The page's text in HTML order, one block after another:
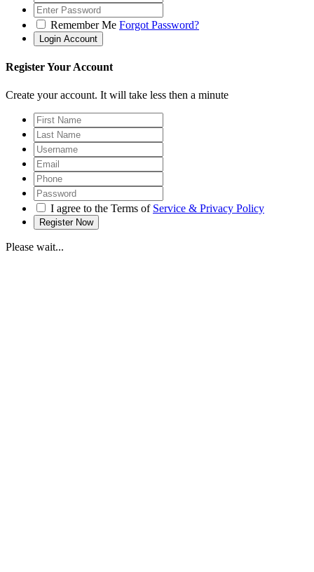
Remember Me Forgot Password?
Register Your Account
Create your account. It will take less then a minute
I agree to the Terms of Service & Privacy Policy
Please wait...